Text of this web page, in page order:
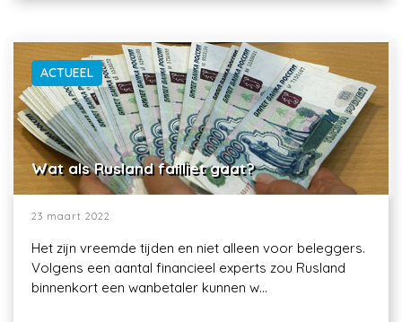
ACTUEEL
Wat als Rusland failliet gaat?
23 maart 2022
Het zijn vreemde tijden en niet alleen voor beleggers.
Volgens een aantal financieel experts zou Rusland
binnenkort een wanbetaler kunnen w...